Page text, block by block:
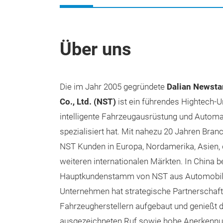
Über uns
Die im Jahr 2005 gegründete Dalian
Co., Ltd. (NST) ist ein führendes Hightech-
intelligente Fahrzeugausrüstung und
spezialisiert hat. Mit nahezu 20 Jahren
NST Kunden in Europa, Nordamerika,
weiteren internationalen Märkten. In China
Hauptkundenstamm von NST aus
Unternehmen hat strategische
Fahrzeugherstellern aufgebaut und genießt